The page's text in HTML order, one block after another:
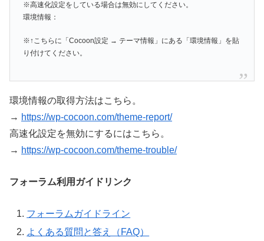
※高速化設定をしている場合は無効にしてください。
環境情報：
※↑こちらに「Cocoon設定 → テーマ情報」にある「環境情報」を貼
り付けてください。
環境情報の取得方法はこちら。
→ https://wp-cocoon.com/theme-report/
高速化設定を無効にするにはこちら。
→ https://wp-cocoon.com/theme-trouble/
フォーラム利用ガイドリンク
フォーラムガイドライン
よくある質問と答え（FAQ）